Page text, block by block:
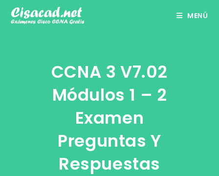
MENÚ
CCNA 3 V7.02
Módulos 1 – 2
Examen
Preguntas Y
Respuestas